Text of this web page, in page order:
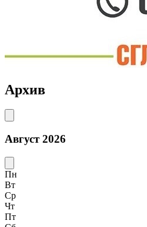
Архив
Август 2026
Пн
Вт
Ср
Чт
Пт